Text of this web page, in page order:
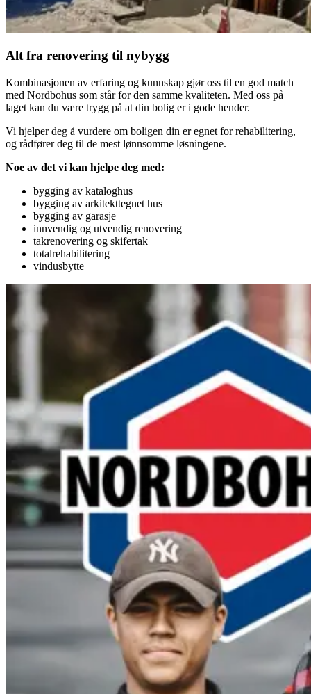
Alt fra renovering til nybygg
Kombinasjonen av erfaring og kunnskap gjør oss til en god match
med Nordbohus som står for den samme kvaliteten. Med oss på
laget kan du være trygg på at din bolig er i gode hender.
Vi hjelper deg å vurdere om boligen din er egnet for rehabilitering,
og rådfører deg til de mest lønnsomme løsningene.
Noe av det vi kan hjelpe deg med:
bygging av kataloghus
bygging av arkitekttegnet hus
bygging av garasje
innvendig og utvendig renovering
takrenovering og skifertak
totalrehabilitering
vindusbytte